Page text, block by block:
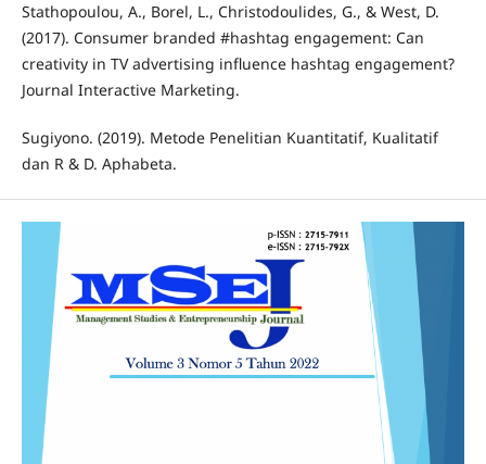
Stathopoulou, A., Borel, L., Christodoulides, G., & West, D.
(2017). Consumer branded #hashtag engagement: Can
creativity in TV advertising influence hashtag engagement?
Journal Interactive Marketing.
Sugiyono. (2019). Metode Penelitian Kuantitatif, Kualitatif
dan R & D. Aphabeta.